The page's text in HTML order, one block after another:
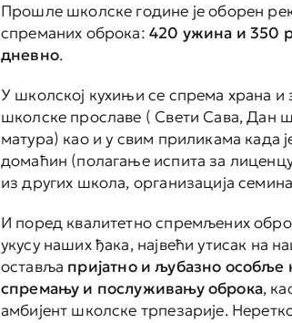
Прошле школске године је оборен
спреманих оброка: 420 ужина и 350
дневно.
У школској кухињи се спрема храна и
школске прославе ( Свети Сава, Дан
матура) као и у свим приликама када
домаћин (полагање испита за
из других школа, организација
И поред квалитетно спремљених
укусу наших ђака, највећи утисак на
оставља пријатно и љубазно особље
спремању и послуживању оброка,
амбијент школске трпезарије.